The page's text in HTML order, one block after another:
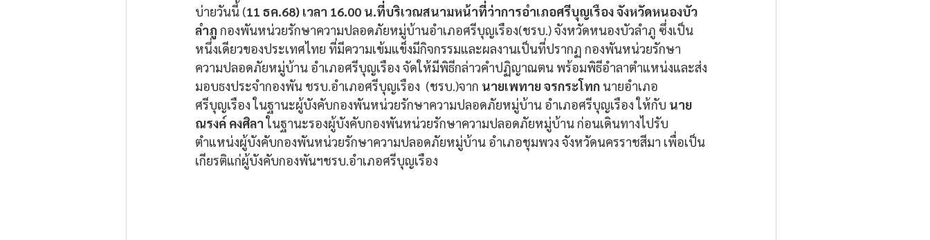
บ่ายวันนี้ (11 ธค.68) เวลา 16.00 น.ที่บริเวณสนามหน้าที่ว่าการอำเภอศรีบุญเรือง จังหวัดหนองบัว
ลำภู กองพันหน่วยรักษาความปลอดภัยหมู่บ้านอำเภอศรีบุญเรือง(ชรบ.) จังหวัดหนองบัวลำภู ซึ่งเป็น
หนึ่งเดียวของประเทศไทย ที่มีความเข้มแข็งมีกิจกรรมและผลงานเป็นที่ปรากฏ กองพันหน่วยรักษา
ความปลอดภัยหมู่บ้าน อำเภอศรีบุญเรือง จัดให้มีพิธีกล่าวคำปฏิญาณตน พร้อมพิธีอำลาตำแหน่งและส่ง
มอบธงประจำกองพัน ชรบ.อำเภอศรีบุญเรือง  (ชรบ.)จาก นายเพทาย จรกระโทก นายอำเภอ
ศรีบุญเรือง ในฐานะผู้บังคับกองพันหน่วยรักษาความปลอดภัยหมู่บ้าน อำเภอศรีบุญเรือง ให้กับ นาย
ณรงค์ คงศิลา ในฐานะรองผู้บังคับกองพันหน่วยรักษาความปลอดภัยหมู่บ้าน ก่อนเดินทางไปรับ
ตำแหน่งผู้บังคับกองพันหน่วยรักษาความปลอดภัยหมู่บ้าน อำเภอชุมพวง จังหวัดนครราชสีมา เพื่อเป็น
เกียรติแก่ผู้บังคับกองพันฯชรบ.อำเภอศรีบุญเรือง